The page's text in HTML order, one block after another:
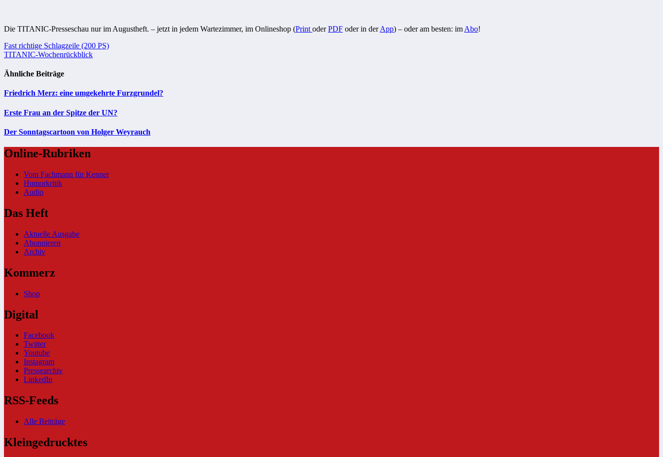
Die TITANIC-Presseschau nur im Augustheft. – jetzt in jedem Wartezimmer, im Onlineshop (Print oderPDF oder in derApp) – oder am besten: im Abo!
Beitragsnavigation
Fast richtige Schlagzeile (200 PS)
TITANIC-Wochenrückblick
Ähnliche Beiträge
Friedrich Merz: eine umgekehrte Furzgrundel?
Erste Frau an der Spitze der UN?
Der Sonntagscartoon von Holger Weyrauch
Online-Rubriken
Vom Fachmann für Kenner
Humorkritik
Audio
Das Heft
Aktuelle Ausgabe
Abonnieren
Archiv
Kommerz
Shop
Digital
Facebook
Twitter
Youtube
Instagram
Pressearchiv
LinkedIn
RSS-Feeds
Alle Beiträge
Kleingedrucktes